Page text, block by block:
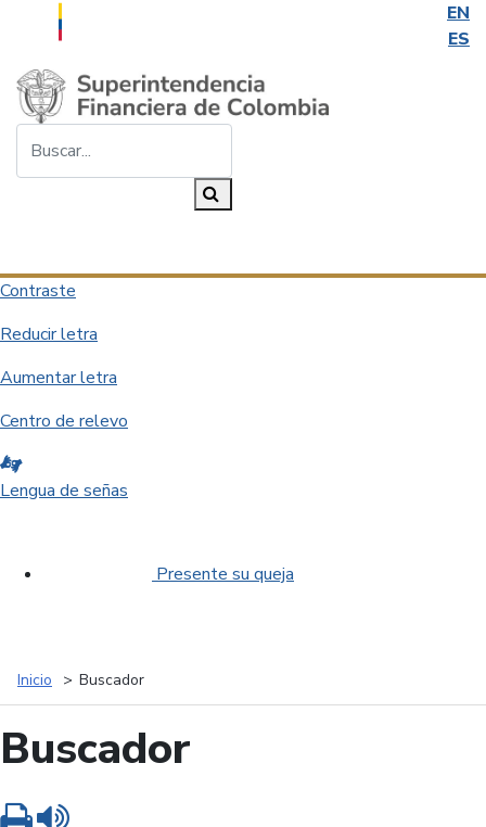
EN
ES
Saltar al contenido principal
Contraste
Reducir letra
Aumentar letra
Centro de relevo
Lengua de señas
Presente su queja
Inicio Buscador
Buscador
Imprimir